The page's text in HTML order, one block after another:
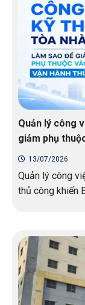
Quản lý công
giảm phụ
13/07/2026
Quản lý công
thủ công khiến